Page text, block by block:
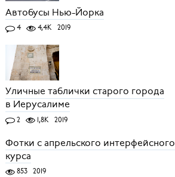
Автобусы Нью-Йорка
4 4,4K 2019
Уличные таблички старого города
в Иерусалиме
2 1,8K 2019
Фотки с апрельского интерфейсного
курса
853 2019